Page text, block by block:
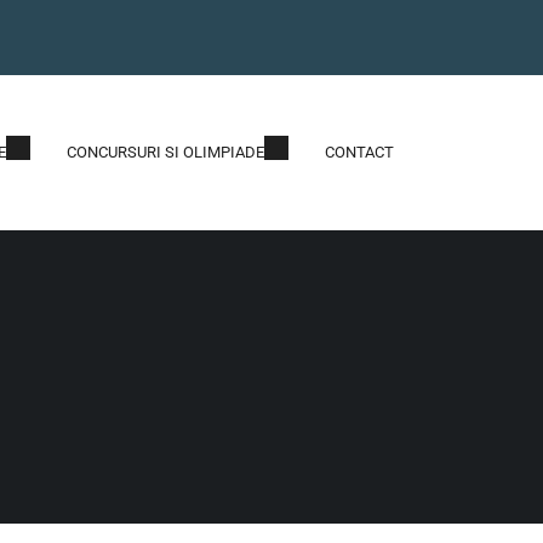
CONCURSURI SI OLIMPIADE CONTACT